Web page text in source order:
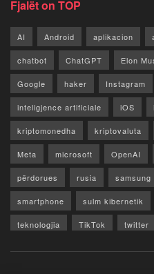
Fjalët on TOP
AI Android aplikacion
chatbot ChatGPT Elon
Google haker Instagram
inteligjence artificiale iOS
kriptomonedha kriptovaluta
Meta microsoft OpenAI
përdorues rusia samsung
smartphone sulm kibernetik
teknologjia TikTok twitter